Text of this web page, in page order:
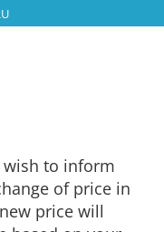
to inform
of price in
price will